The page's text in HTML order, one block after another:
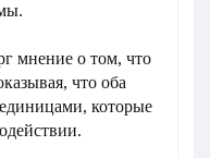
мнение о том, что
что оба
которые